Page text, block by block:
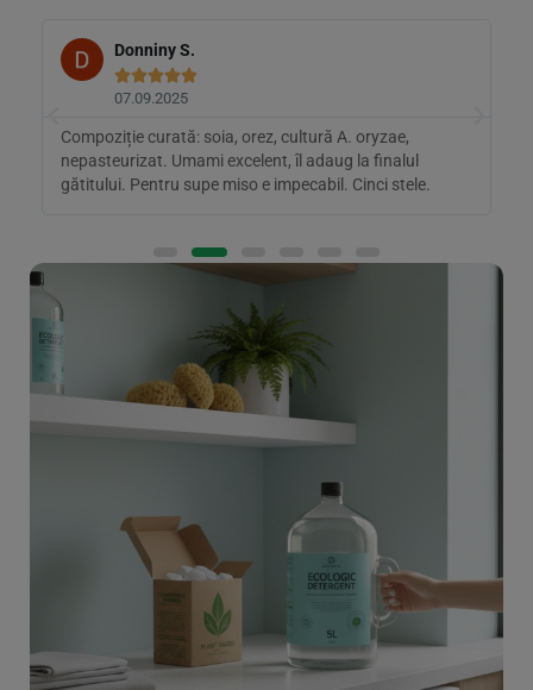
Donniny S.

07.09.2025
Compoziție curată: soia, orez, cultură A. oryzae,
nepasteurizat. Umami excelent, îl adaug la finalul
gătitului. Pentru supe miso e impecabil. Cinci stele.